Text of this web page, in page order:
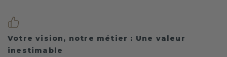
Votre vision, notre métier : Une valeur
inestimable